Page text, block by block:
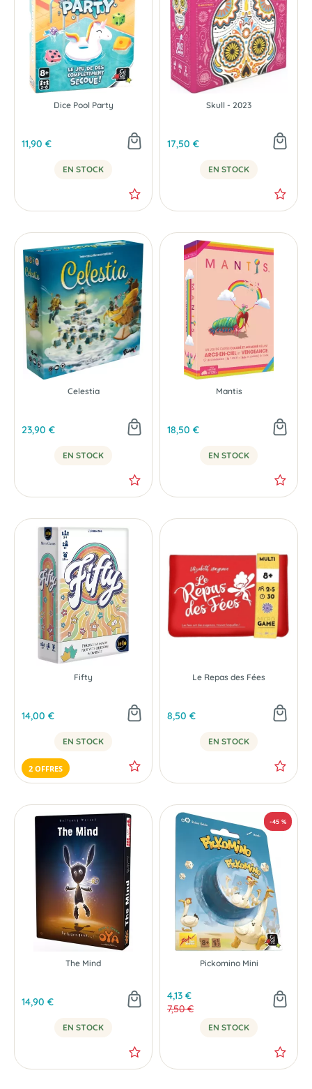
Dice Pool Party
11,90 €
EN STOCK
Skull - 2023
17,50 €
EN STOCK
Celestia
23,90 €
EN STOCK
Mantis
18,50 €
EN STOCK
Fifty
14,00 €
EN STOCK
2 OFFRES
Le Repas des Fées
8,50 €
EN STOCK
The Mind
14,90 €
EN STOCK
Pickomino Mini
4,13 €
7,50 €
EN STOCK